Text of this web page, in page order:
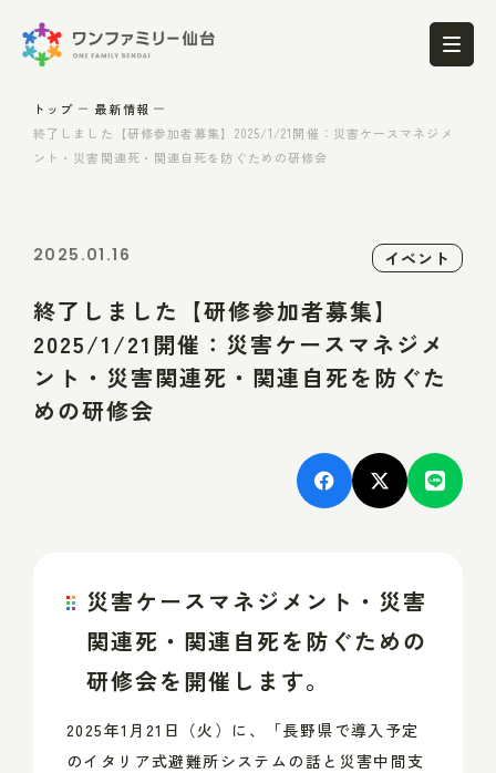
トップ
最新情報
終了しました【研修参加者募集】2025/1/21開催：災害ケースマネジメ
ント・災害関連死・関連自死を防ぐための研修会
2025.01.16 イベント
終了しました【研修参加者募集】
2025/1/21開催：災害ケースマネジメ
ント・災害関連死・関連自死を防ぐた
めの研修会
災害ケースマネジメント・災害
関連死・関連自死を防ぐための
研修会を開催します。
2025年1月21日（火）に、「長野県で導入予定
のイタリア式避難所システムの話と災害中間支